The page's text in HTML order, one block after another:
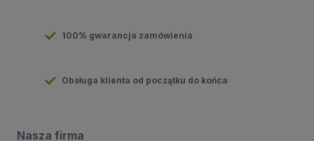
100% gwarancja zamówienia
Obsługa klienta od początku do końca
Nasza firma